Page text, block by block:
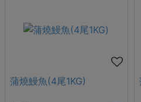
蒲燒鰻魚(4尾1KG)